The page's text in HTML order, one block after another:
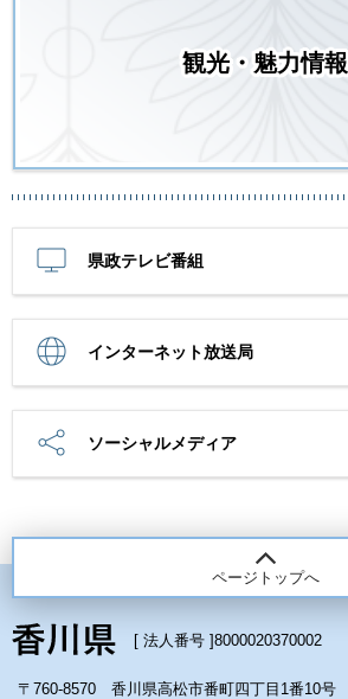
観光・魅力情報
県政テレビ番組
インターネット放送局
ソーシャルメディア
ページトップへ
[ 法人番号 ]8000020370002
〒760-8570 香川県高松市番町四丁目1番10号